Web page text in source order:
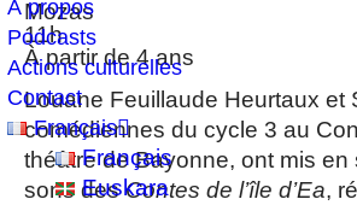
À propos
Podcasts
Actions culturelles
Contact
Français
Français
Euskara
Mozas
11h
À partir de 4 ans
Louane Feuillaude Heurtaux et
comédiennes du cycle 3 au
théâtre de Bayonne, ont mis en
sons desContes de l’île d’Ea,